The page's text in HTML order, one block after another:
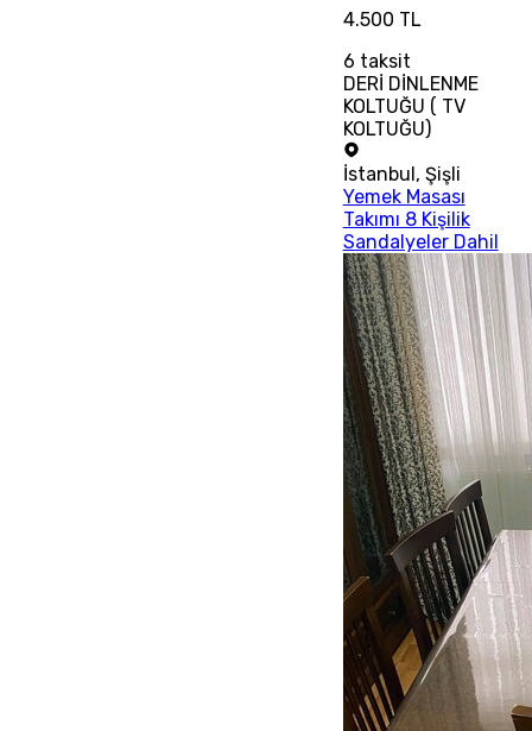
4.500 TL
6 taksit
DERİ DİNLENME
KOLTUĞU ( TV
KOLTUĞU)
İstanbul, Şişli
Yemek Masası
Takımı 8 Kişilik
Sandalyeler Dahil